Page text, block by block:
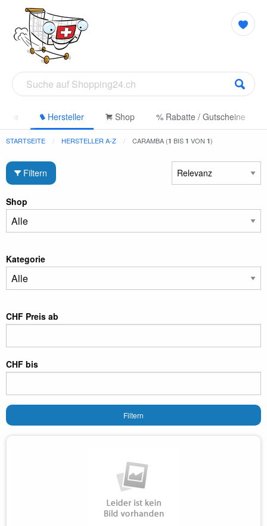
Hersteller Shop % Rabatte / Gutscheine
STARTSEITE HERSTELLER A-Z CARAMBA (1 BIS 1 VON 1)
Filtern
Shop
Kategorie
CHF Preis ab
CHF bis
Filtern